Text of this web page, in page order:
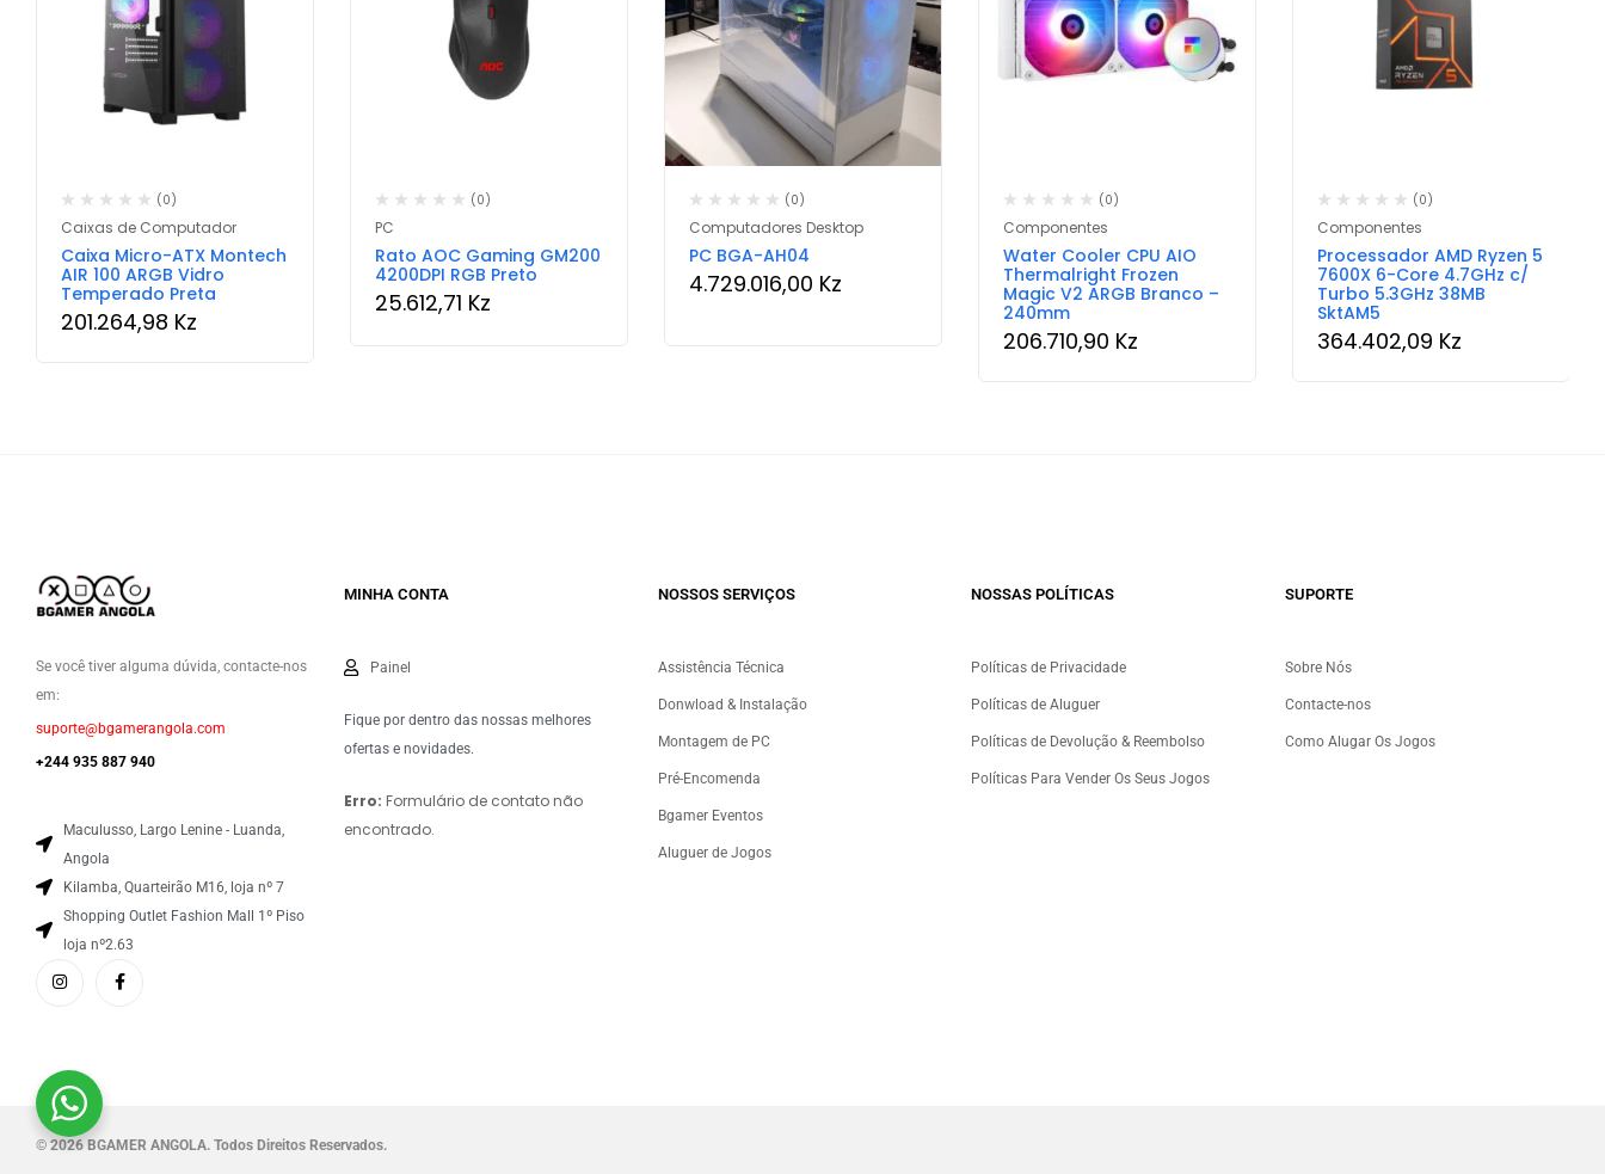
(0)
Caixas de Computador
Caixa Micro-ATX Montech
AIR 100 ARGB Vidro
Temperado Preta
201.264,98 Kz
(0)
PC
Rato AOC Gaming GM200
4200DPI RGB Preto
25.612,71 Kz
(0)
Computadores Desktop
PC BGA-AH04
4.729.016,00 Kz
(0)
Componentes
Water Cooler CPU AIO
Thermalright Frozen
Magic V2 ARGB Branco –
240mm
206.710,90 Kz
(0)
Componentes
Processador AMD Ryzen 5
7600X 6-Core 4.7GHz c/
Turbo 5.3GHz 38MB
SktAM5
364.402,09 Kz
Se você tiver alguma dúvida, contacte-nos
em:
suporte@bgamerangola.com
+244 935 887 940
Maculusso, Largo Lenine - Luanda,
Angola
Kilamba, Quarteirão M16, loja nº 7
Shopping Outlet Fashion Mall 1º Piso
loja nº2.63
MINHA CONTA
Painel
Fique por dentro das nossas melhores
ofertas e novidades.
Erro: Formulário de contato não
encontrado.
NOSSOS SERVIÇOS​
Assistência Técnica
Donwload & Instalação
Montagem de PC
Pré-Encomenda
Bgamer Eventos
Aluguer de Jogos
NOSSAS POLÍTICAS
Políticas de Privacidade
Políticas de Aluguer
Políticas de Devolução & Reembolso
Políticas Para Vender Os Seus Jogos
SUPORTE
Sobre Nós
Contacte-nos
Como Alugar Os Jogos
© 2026 BGAMER ANGOLA. Todos Direitos Reservados.